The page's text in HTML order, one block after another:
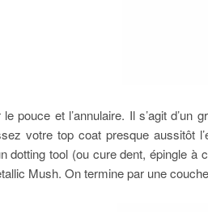
pouce et l’annulaire. Il s’agit
votre top coat presque aussitôt
dotting tool (ou cure dent, épingle
Mush. On termine par une